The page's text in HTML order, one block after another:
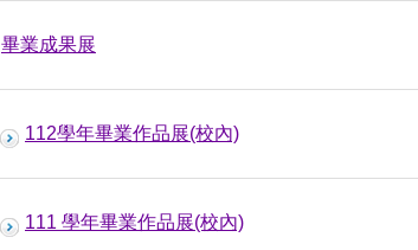
畢業成果展
112學年畢業作品展(校內)
111 學年畢業作品展(校內)